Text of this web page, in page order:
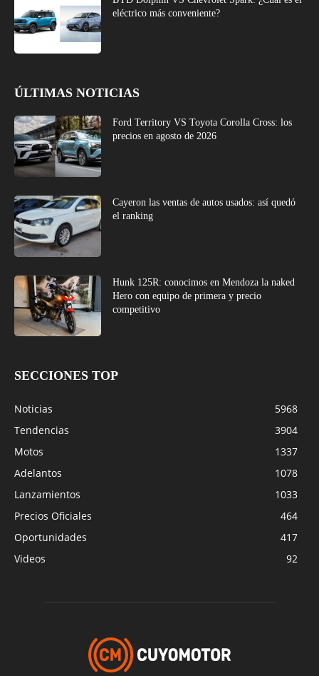
eléctrico más conveniente?
ÚLTIMAS NOTICIAS
Ford Territory VS Toyota Corolla Cross: los
precios en agosto de 2026
Cayeron las ventas de autos usados: así quedó
el ranking
Hunk 125R: conocimos en Mendoza la naked
Hero con equipo de primera y precio
competitivo
SECCIONES TOP
Noticias
5968
Tendencias
3904
Motos
1337
Adelantos
1078
Lanzamientos
1033
Precios Oficiales
464
Oportunidades
417
Videos
92